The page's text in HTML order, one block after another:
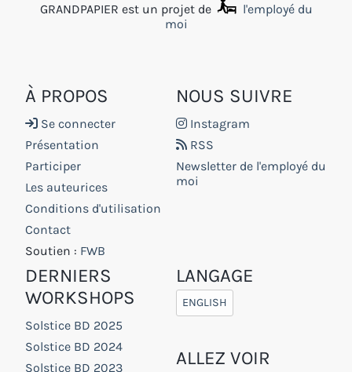
GRANDPAPIER est un projet de
l'employé du
moi
À PROPOS
Se connecter
Présentation
Participer
Les auteurices
Conditions d'utilisation
Contact
Soutien : FWB
NOUS SUIVRE
Instagram
RSS
Newsletter de l'employé du
moi
DERNIERS
WORKSHOPS
Solstice BD 2025
Solstice BD 2024
Solstice BD 2023
LANGAGE
ENGLISH
ALLEZ VOIR